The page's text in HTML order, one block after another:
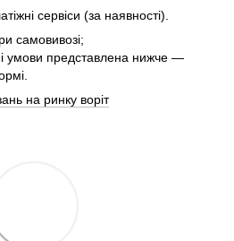
сервіси (за наявності).
самовивозі;
умови представлена нижче —
на ринку воріт